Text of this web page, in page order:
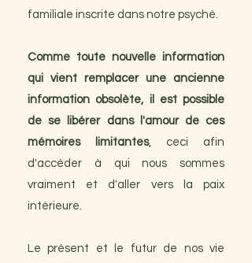
familiale inscrite dans notre psyché.
Comme toute nouvelle information
qui vient remplacer une ancienne
information obsolète, il est possible
de se libérer dans l'amour de ces
mémoires limitantes, ceci afin
d'accéder à qui nous sommes
vraiment et d'aller vers la paix
intérieure.
Le présent et le futur de nos vie